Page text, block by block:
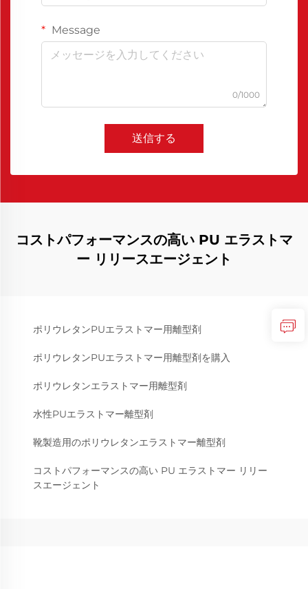
Message
0/1000
送信する
コストパフォーマンスの高い PU エラストマ
ー リリースエージェント
ポリウレタンPUエラストマー用離型剤
ポリウレタンPUエラストマー用離型剤を購入
ポリウレタンエラストマー用離型剤
水性PUエラストマー離型剤
靴製造用のポリウレタンエラストマー離型剤
コストパフォーマンスの高い PU エラストマー リリー
スエージェント